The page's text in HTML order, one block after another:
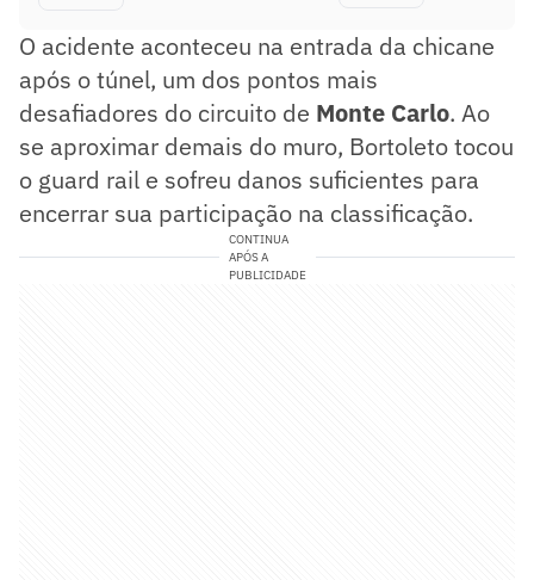
O acidente aconteceu na entrada da chicane
após o túnel, um dos pontos mais
desafiadores do circuito de Monte Carlo. Ao
se aproximar demais do muro, Bortoleto tocou
o guard rail e sofreu danos suficientes para
encerrar sua participação na classificação.
CONTINUA
APÓS A
PUBLICIDADE